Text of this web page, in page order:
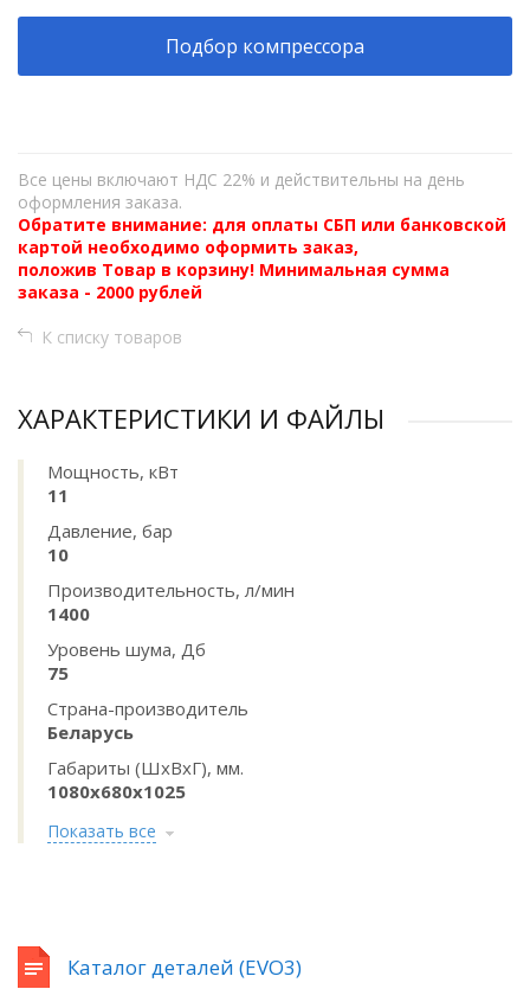
Подбор компрессора
Все цены включают НДС 22% и действительны на день
оформления заказа.
Обратите внимание: для оплаты СБП или банковской
картой необходимо оформить заказ,
положив Товар в корзину! Минимальная сумма
заказа - 2000 рублей
К списку товаров
ХАРАКТЕРИСТИКИ И ФАЙЛЫ
Мощность, кВт
11
Давление, бар
10
Производительность, л/мин
1400
Уровень шума, Дб
75
Страна-производитель
Беларусь
Габариты (ШхВхГ), мм.
1080x680x1025
Показать все
Каталог деталей (EVO3)